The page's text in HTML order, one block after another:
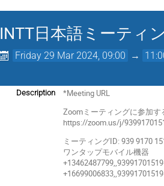
INTT日本語ミーティ
Friday 29 Mar 2024, 09:00 →
Description
*Meeting URL
Zoomミーティングに参加す
https://zoom.us/j/
ミーティングID: 939 9170
ワンタップモバイル機器